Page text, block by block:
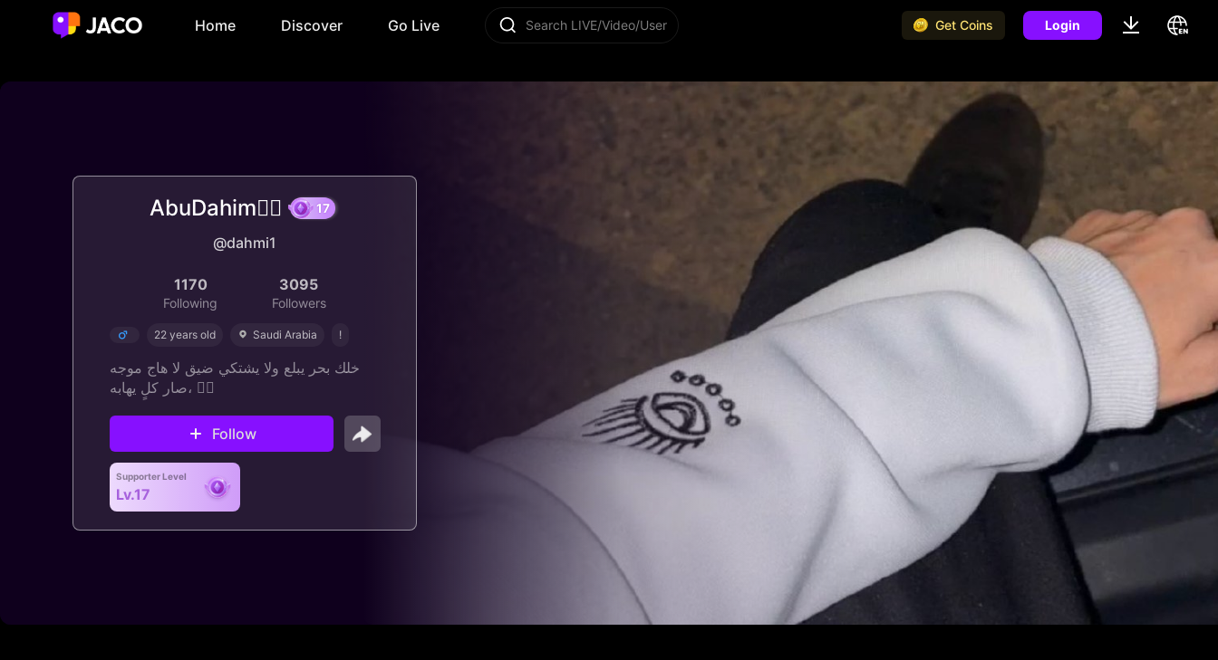
Home Discover Go Live Search LIVE/Video/User Get Coins Login
AbuDahim🏄‍♂️
@dahmi1
1170
Following
3095
Followers
22 years old Saudi Arabia !
خلك بحر يبلع ولا يشتكي ضيق لا هاج موجه
،صار كلٍ يهابه 👌🏻
Follow
Supporter Level
Lv.17